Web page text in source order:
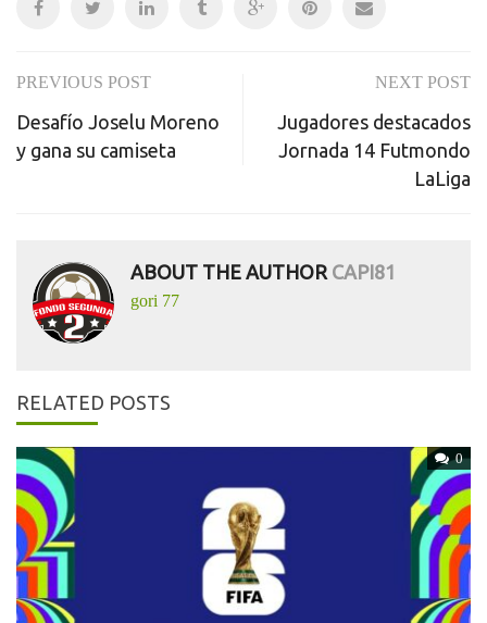
Post
navigation
PREVIOUS POST
Desafío Joselu Moreno
y gana su camiseta
NEXT POST
Jugadores destacados
Jornada 14 Futmondo
LaLiga
ABOUT THE AUTHOR CAPI81
gori 77
RELATED POSTS
0